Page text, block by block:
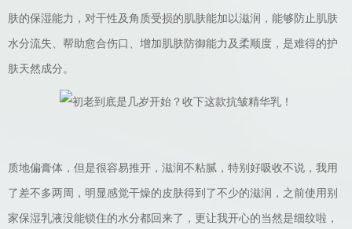
肤的保湿能力，对干性及角质受损的肌肤能加以滋润，能够防止肌肤
水分流失、帮助愈合伤口、增加肌肤防御能力及柔顺度，是难得的护
肤天然成分。
质地偏膏体，但是很容易推开，滋润不粘腻，特别好吸收不说，我用
了差不多两周，明显感觉干燥的皮肤得到了不少的滋润，之前使用别
家保湿乳液没能锁住的水分都回来了，更让我开心的当然是细纹啦，